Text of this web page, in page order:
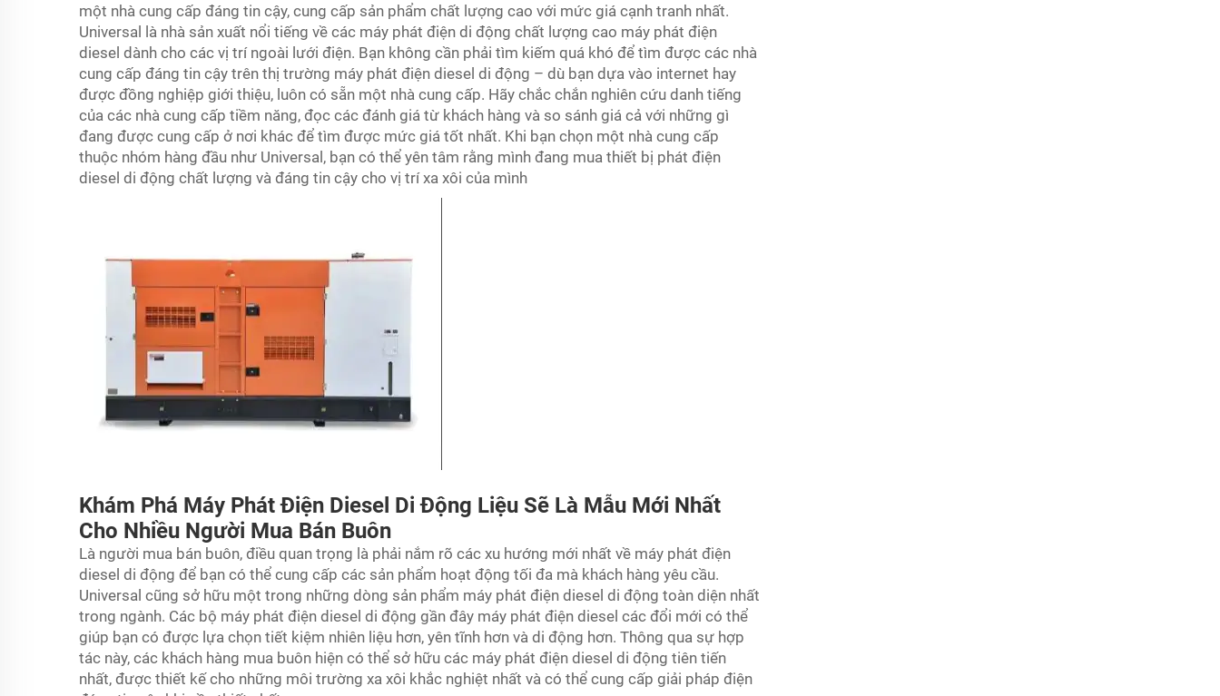
một nhà cung cấp đáng tin cậy, cung cấp sản phẩm chất lượng cao với mức giá cạnh tranh nhất.
Universal là nhà sản xuất nổi tiếng về các máy phát điện di động chất lượng cao máy phát điện
diesel dành cho các vị trí ngoài lưới điện. Bạn không cần phải tìm kiếm quá khó để tìm được các nhà
cung cấp đáng tin cậy trên thị trường máy phát điện diesel di động – dù bạn dựa vào internet hay
được đồng nghiệp giới thiệu, luôn có sẵn một nhà cung cấp. Hãy chắc chắn nghiên cứu danh tiếng
của các nhà cung cấp tiềm năng, đọc các đánh giá từ khách hàng và so sánh giá cả với những gì
đang được cung cấp ở nơi khác để tìm được mức giá tốt nhất. Khi bạn chọn một nhà cung cấp
thuộc nhóm hàng đầu như Universal, bạn có thể yên tâm rằng mình đang mua thiết bị phát điện
diesel di động chất lượng và đáng tin cậy cho vị trí xa xôi của mình
Khám Phá Máy Phát Điện Diesel Di Động Liệu Sẽ Là Mẫu Mới Nhất
Cho Nhiều Người Mua Bán Buôn
Là người mua bán buôn, điều quan trọng là phải nắm rõ các xu hướng mới nhất về máy phát điện
diesel di động để bạn có thể cung cấp các sản phẩm hoạt động tối đa mà khách hàng yêu cầu.
Universal cũng sở hữu một trong những dòng sản phẩm máy phát điện diesel di động toàn diện nhất
trong ngành. Các bộ máy phát điện diesel di động gần đây máy phát điện diesel các đổi mới có thể
giúp bạn có được lựa chọn tiết kiệm nhiên liệu hơn, yên tĩnh hơn và di động hơn. Thông qua sự hợp
tác này, các khách hàng mua buôn hiện có thể sở hữu các máy phát điện diesel di động tiên tiến
nhất, được thiết kế cho những môi trường xa xôi khắc nghiệt nhất và có thể cung cấp giải pháp điện